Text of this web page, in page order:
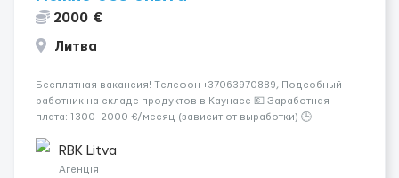
2000 €
Литва
Бесплатная вакансия! Tелефон +37063970889, Подсобный
работник на складе продуктов в Каунасе 💶 Заработная
плата: 1300–2000 €/месяц (зависит от выработки) 🕒
рабочих дней в неделю (пн–сб, плавающий график) 📦
Обязанности...
RBK Litva
Агенція